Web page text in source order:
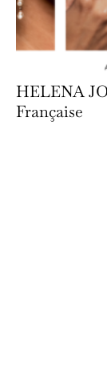
HELENA
Française